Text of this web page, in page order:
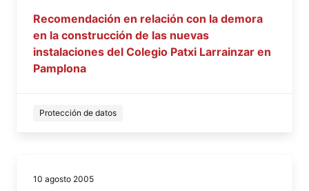
Recomendación en relación con la demora
en la construcción de las nuevas
instalaciones del Colegio Patxi Larrainzar en
Pamplona
Protección de datos
10 agosto 2005